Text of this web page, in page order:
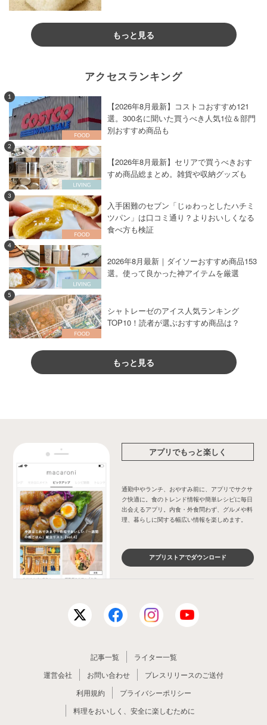
もっと見る
アクセスランキング
1
【2026年8月最新】コストコおすすめ121
選。300名に聞いた買うべき人気1位＆部門
別おすすめ商品も
2
【2026年8月最新】セリアで買うべきおす
すめ商品総まとめ。雑貨や収納グッズも
3
入手困難のセブン「じゅわっとしたハチミ
ツパン」は口コミ通り？よりおいしくなる
食べ方も検証
4
2026年8月最新｜ダイソーおすすめ商品153
選。使って良かった神アイテムを厳選
5
シャトレーゼのアイス人気ランキング
TOP10！読者が選ぶおすすめ商品は？
もっと見る
アプリでもっと楽しく
通勤中やランチ、おやすみ前に、アプリでサクサ
ク快適に。食のトレンド情報や簡単レシピに毎日
出会えるアプリ。内食・外食問わず、グルメや料
理、暮らしに関する幅広い情報を楽しめます。
アプリストアでダウンロード
記事一覧
ライター一覧
運営会社
お問い合わせ
プレスリリースのご送付
利用規約
プライバシーポリシー
料理をおいしく、安全に楽しむために